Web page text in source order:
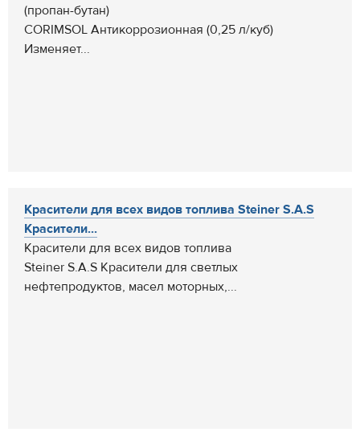
(пропан-бутан)
CORIMSOL Антикоррозионная (0,25 л/куб)
Изменяет...
Красители для всех видов топлива Steiner S.A.S
Красители...
Красители для всех видов топлива
Steiner S.A.S Красители для светлых
нефтепродуктов, масел моторных,...